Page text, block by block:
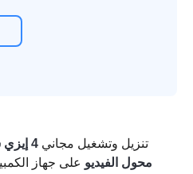
تنزيل وتشغيل مجاني
4
محول الفيديو على جهاز